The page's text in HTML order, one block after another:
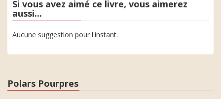
Si vous avez aimé ce livre, vous aimerez
aussi...
Aucune suggestion pour l'instant.
Polars Pourpres